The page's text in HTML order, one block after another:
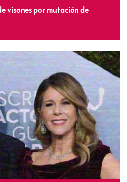
visones por mutación de